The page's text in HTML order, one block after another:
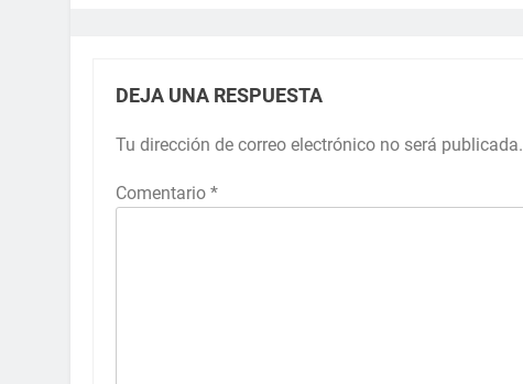
DEJA UNA RESPUESTA
Tu dirección de correo electrónico no será publicada.
Comentario *